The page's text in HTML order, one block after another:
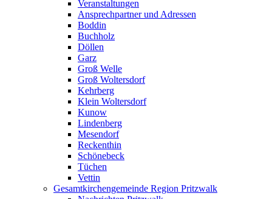
Veranstaltungen
Ansprechpartner und Adressen
Boddin
Buchholz
Döllen
Garz
Groß Welle
Groß Woltersdorf
Kehrberg
Klein Woltersdorf
Kunow
Lindenberg
Mesendorf
Reckenthin
Schönebeck
Tüchen
Vettin
Gesamtkirchengemeinde Region Pritzwalk